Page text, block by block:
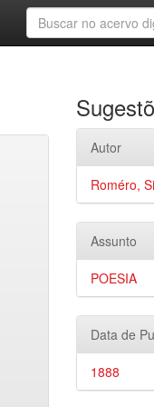
Autor
Roméro,
Assunto
POESIA
Data de
1888